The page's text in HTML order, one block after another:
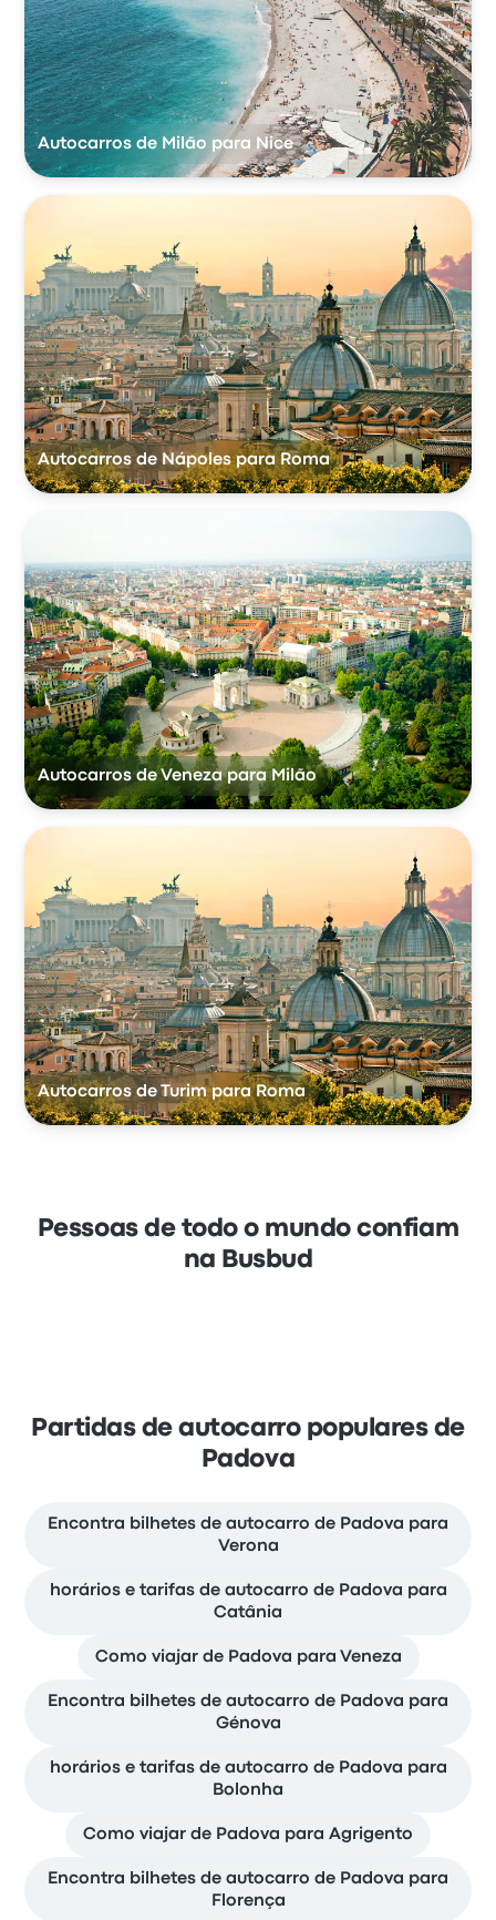
Autocarros de Milão para Nice
Autocarros de Nápoles para Roma
Autocarros de Veneza para Milão
Autocarros de Turim para Roma
Pessoas de todo o mundo confiam
na Busbud
Partidas de autocarro populares de
Padova
Encontra bilhetes de autocarro de Padova para
Verona
horários e tarifas de autocarro de Padova para
Catânia
Como viajar de Padova para Veneza
Encontra bilhetes de autocarro de Padova para
Génova
horários e tarifas de autocarro de Padova para
Bolonha
Como viajar de Padova para Agrigento
Encontra bilhetes de autocarro de Padova para
Florença